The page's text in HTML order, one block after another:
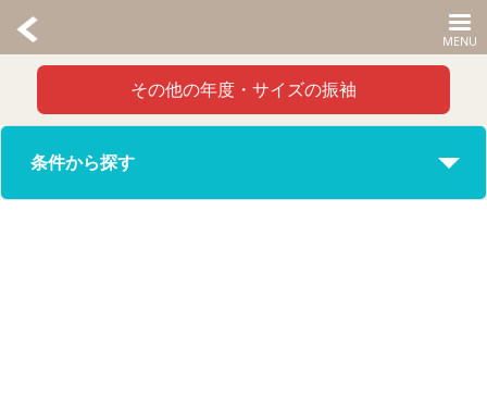
その他の年度・サイズの振袖
条件から探す